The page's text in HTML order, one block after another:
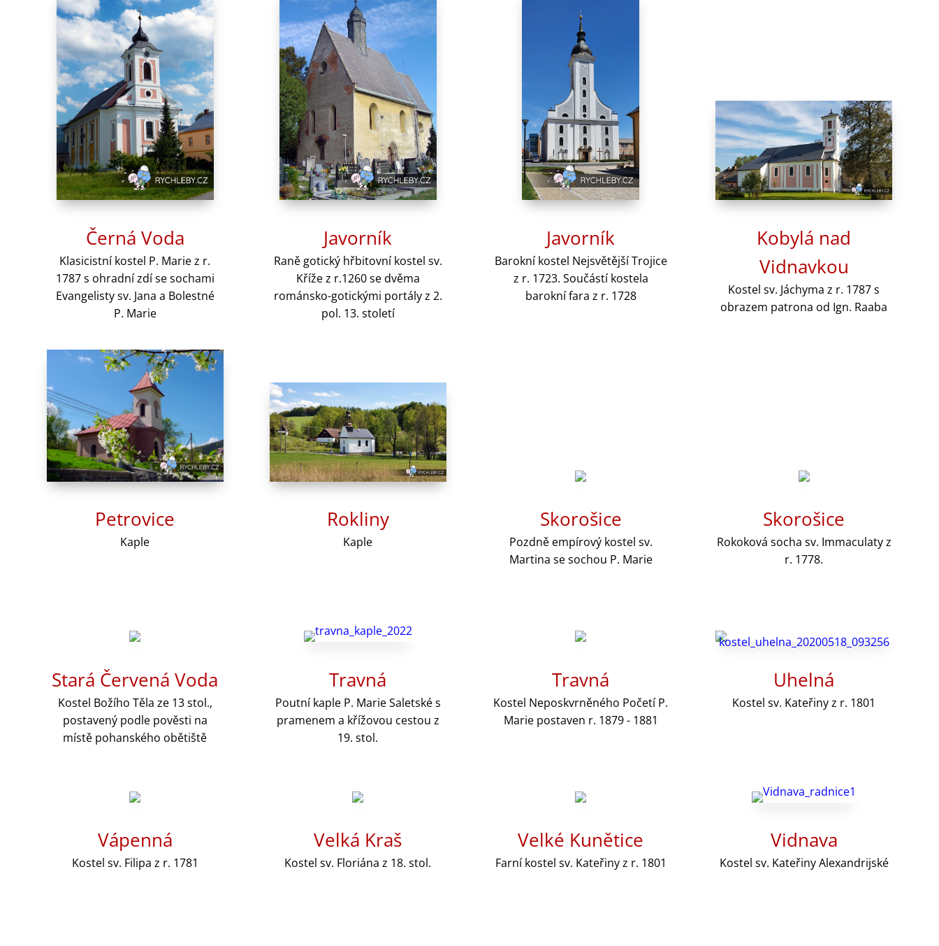
Černá Voda
Klasicistní kostel P. Marie z r.
1787 s ohradní zdí se sochami
Evangelisty sv. Jana a Bolestné
P. Marie
Javorník
Raně gotický hřbitovní kostel sv.
Kříže z r.1260 se dvěma
románsko-gotickými portály z 2.
pol. 13. století
Javorník
Barokní kostel Nejsvětější Trojice
z r. 1723. Součástí kostela
baroknífara z r. 1728
Kobylá nad
Vidnavkou
Kostel sv. Jáchyma z r. 1787 s
obrazem patrona od Ign. Raaba
Petrovice
Kaple
Rokliny
Kaple
Skorošice
Pozdně empírový kostel sv.
Martina se sochou P. Marie
Skorošice
Rokoková socha sv. Immaculatyz
r. 1778.
Stará Červená Voda
Kostel Božího Těla ze 13 stol.,
postavený podle pověsti na
místě pohanského obětiště
Travná
Poutní kaple P. Marie Saletské s
pramenem a křížovou cestou z
19. stol.
Travná
Kostel Neposkvrněného Početí P.
Marie postaven r. 1879 - 1881
Uhelná
Kostel sv. Kateřiny z r. 1801
Vápenná
Kostel sv. Filipa z r. 1781
Velká Kraš
Kostel sv. Floriána z 18. stol.
Velké Kunětice
Farní kostel sv. Kateřiny z r. 1801
Vidnava
Kostel sv. Kateřiny Alexandrijské